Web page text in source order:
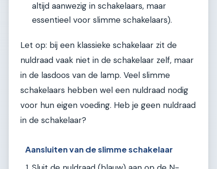
altijd aanwezig in schakelaars, maar
essentieel voor slimme schakelaars).
Let op: bij een klassieke schakelaar zit de
nuldraad vaak niet in de schakelaar zelf, maar
in de lasdoos van de lamp. Veel slimme
schakelaars hebben wel een nuldraad nodig
voor hun eigen voeding. Heb je geen nuldraad
in de schakelaar?
Aansluiten van de slimme schakelaar